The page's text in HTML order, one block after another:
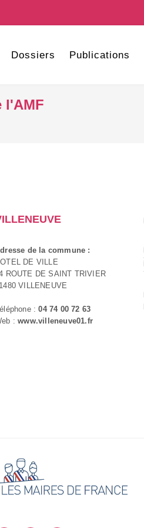
Dossiers Publications
l'AMF
de la commune :
DE VILLE
ROUTE DE SAINT TRIVIER
VILLENEUVE
:04 74 00 72 63
:www.villeneuve01.fr